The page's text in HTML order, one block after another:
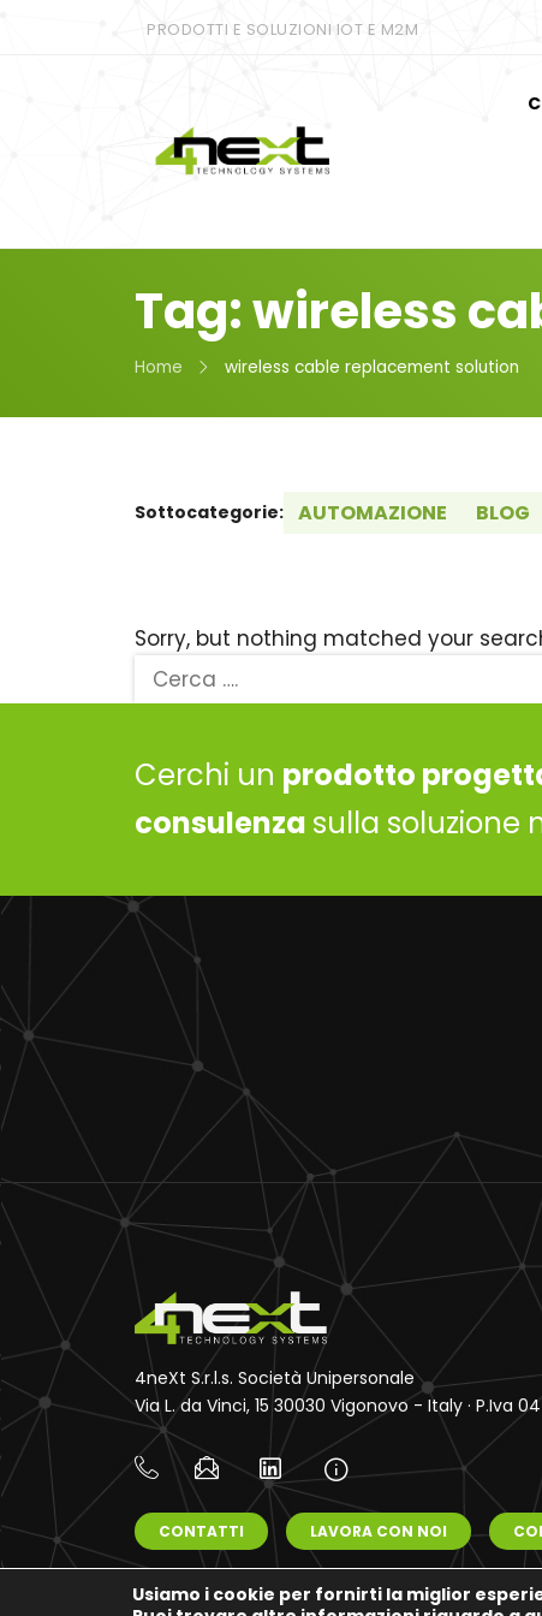
PRODOTTI E SOLUZIONI IOT E M2M
Tag: wireless
Home wireless cable replacement solution
Sottocategorie: AUTOMAZIONE BLOG
Sorry, but nothing matched your
Cerchi un prodotto
consulenza sulla soluzione
4neXt S.r.l.s. Società Unipersonale
Via L. da Vinci, 15 30030 Vigonovo - Italy · P.Iva
CONTATTI LAVORA CON NOI
Usiamo i cookie per fornirti la miglior